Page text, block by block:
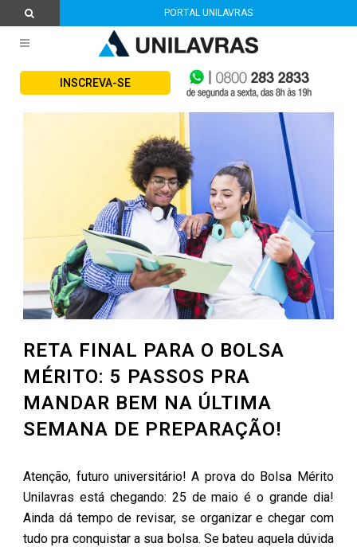
PORTAL UNILAVRAS
INSCREVA-SE
RETA FINAL PARA O BOLSA
MÉRITO: 5 PASSOS PRA
MANDAR BEM NA ÚLTIMA
SEMANA DE PREPARAÇÃO!
Atenção, futuro universitário! A prova do Bolsa Mérito
Unilavras está chegando: 25 de maio é o grande dia!
Ainda dá tempo de revisar, se organizar e chegar com
tudo pra conquistar a sua bolsa. Se bateu aquela dúvida